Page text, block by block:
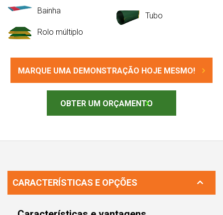
MARQUE UMA DEMONSTRAÇÃO HOJE MESMO!
OBTER UM ORÇAMENTO
Bainha
Rolo múltiplo
Tubo
CARACTERÍSTICAS E OPÇÕES